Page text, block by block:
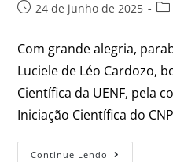
24 de junho de 2025
Com grande alegria,
Luciele de Léo Cardozo,
Científica da UENF, pela
Iniciação Científica do
Continue Lendo